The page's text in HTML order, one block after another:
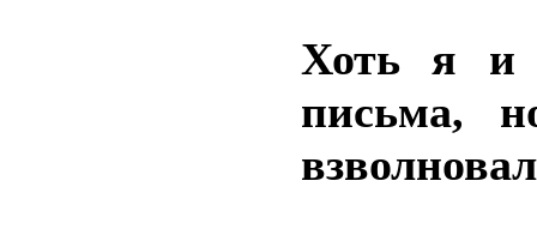
Хоть я и
письма,